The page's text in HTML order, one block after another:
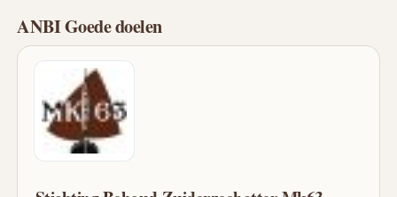
ANBI Goede doelen